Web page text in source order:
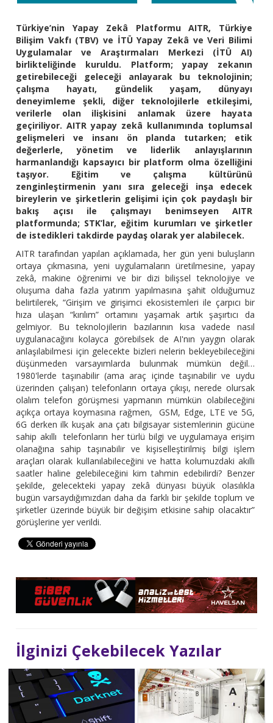
Türkiye’nin Yapay Zekâ Platformu AITR, Türkiye
Bilişim Vakfı (TBV) ve İTÜ Yapay Zekâ ve Veri Bilimi
Uygulamalar ve Araştırmaları Merkezi (İTÜ AI)
birlikteliğinde kuruldu. Platform; yapay zekanın
getirebileceği geleceği anlayarak bu teknolojinin;
çalışma hayatı, gündelik yaşam, dünyayı
deneyimleme şekli, diğer teknolojilerle etkileşimi,
verilerle olan ilişkisini anlamak üzere hayata
geçiriliyor. AITR yapay zekâ kullanımında toplumsal
gelişmeleri ve insanı ön planda tutarken; etik
değerlerle, yönetim ve liderlik anlayışlarının
harmanlandığı kapsayıcı bir platform olma özelliğini
taşıyor. Eğitim ve çalışma kültürünü
zenginleştirmenin yanı sıra geleceği inşa edecek
bireylerin ve şirketlerin gelişimi için çok paydaşlı bir
bakış açısı ile çalışmayı benimseyen AITR
platformunda; STK’lar, eğitim kurumları ve şirketler
de istedikleri takdirde paydaş olarak yer alabilecek.
AITR tarafından yapılan açıklamada, her gün yeni buluşların
ortaya çıkmasına, yeni uygulamaların üretilmesine, yapay
zekâ, makine öğrenimi ve bir dizi bilişsel teknolojiye ve
oluşuma daha fazla yatırım yapılmasına şahit olduğumuz
belirtilerek, “Girişim ve girişimci ekosistemleri ile çarpıcı bir
hıza ulaşan “kırılım” ortamını yaşamak artık şaşırtıcı da
gelmiyor. Bu teknolojilerin bazılarının kısa vadede nasıl
uygulanacağını kolayca görebilsek de AI'nın yaygın olarak
anlaşılabilmesi için gelecekte bizleri nelerin bekleyebileceğini
düşünmeden varsayımlarda bulunmak mümkün değil…
1980'lerde taşınabilir (ama araç içinde taşınabilir ve uydu
üzerinden çalışan) telefonların ortaya çıkışı, nerede olursak
olalım telefon görüşmesi yapmanın mümkün olabileceğini
açıkça ortaya koymasına rağmen, GSM, Edge, LTE ve 5G,
6G derken ilk kuşak ana çatı bilgisayar sistemlerinin gücüne
sahip akıllı telefonların her türlü bilgi ve uygulamaya erişim
olanağına sahip taşınabilir ve kişiselleştirilmiş bilgi işlem
araçları olarak kullanılabileceğini ve hatta kolumuzdaki akıllı
saatler haline gelebileceğini kim tahmin edebilirdi? Benzer
şekilde, gelecekteki yapay zekâ dünyası büyük olasılıkla
bugün varsaydığımızdan daha da farklı bir şekilde toplum ve
şirketler üzerinde büyük bir değişim etkisine sahip olacaktır”
görüşlerine yer verildi.
İlginizi Çekebilecek Yazılar